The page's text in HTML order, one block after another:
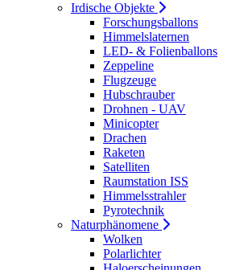
Irdische Objekte
Forschungsballons
Himmelslaternen
LED- & Folienballons
Zeppeline
Flugzeuge
Hubschrauber
Drohnen - UAV
Minicopter
Drachen
Raketen
Satelliten
Raumstation ISS
Himmelsstrahler
Pyrotechnik
Naturphänomene
Wolken
Polarlichter